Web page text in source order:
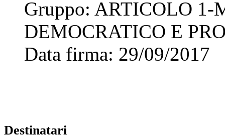
Gruppo: ARTICOLO 1-
DEMOCRATICO E
Data firma: 29/09/2017
Destinatari